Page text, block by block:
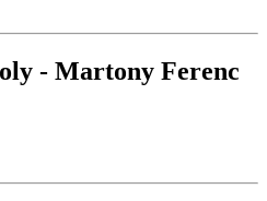
- Martony Ferenc